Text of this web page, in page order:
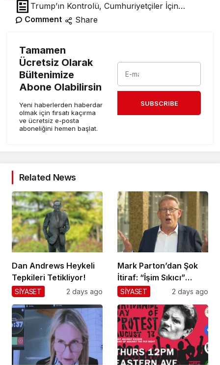
Trump’ın Kontrolü, Cumhuriyetçiler İçin
Tehlike!
Comment Share
Tamamen
Ücretsiz Olarak
Bültenimize
Abone Olabilirsin
Yeni haberlerden haberdar
olmak için fırsatı kaçırma
ve ücretsiz e-posta
aboneliğini hemen başlat.
SUBSCRIBE
Related News
Dan Andrews Heykeli
Tepkileri Tetikliyor!
SİYASET 2 days ago
Mark Parton’dan Şok
İtiraf: “İşim Sıkıcı”
Mesajı!
SİYASET 2 days ago